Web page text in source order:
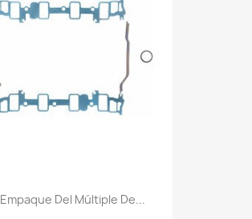
Empaque Del Múltiple De...